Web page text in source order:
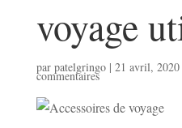
voyage
par patelgringo| 21 avril, 2020
commentaires